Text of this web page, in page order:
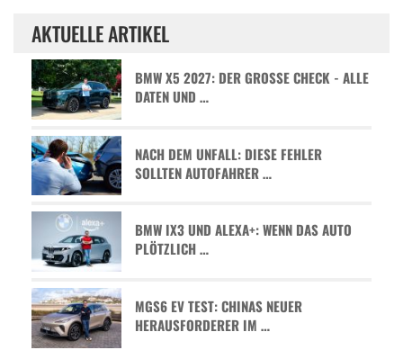
AKTUELLE ARTIKEL
BMW X5 2027: DER GROSSE CHECK - ALLE D
ATEN UND …
NACH DEM UNFALL: DIESE FEHLER
SOLLTEN AUTOFAHRER …
BMW IX3 UND ALEXA+: WENN DAS AUTO
PLÖTZLICH …
MGS6 EV TEST: CHINAS NEUER
HERAUSFORDERER IM …